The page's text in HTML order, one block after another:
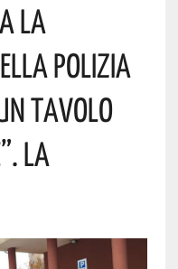
La
Polizia
Tavolo
La